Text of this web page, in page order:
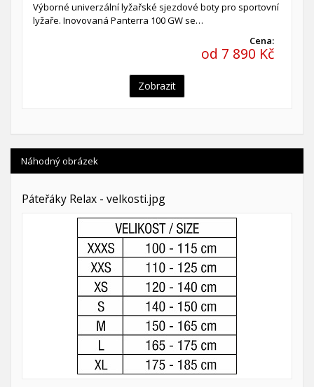
Výborné univerzální lyžařské sjezdové boty pro sportovní
lyžaře. Inovovaná Panterra 100 GW se…
Cena:
od 7 890 Kč
Zobrazit
Náhodný obrázek
Páteřáky Relax - velkosti.jpg